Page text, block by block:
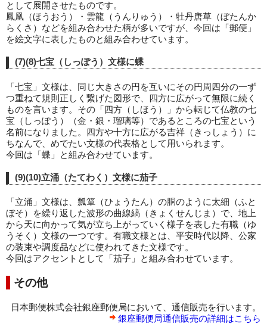
として展開させたものです。
鳳凰（ほうおう）・雲龍（うんりゅう）・牡丹唐草（ぼたんか
らくさ）などを組み合わせた柄が多いですが、今回は「郵便」
を絵文字に表したものと組み合わせています。
(7)(8)七宝（しっぽう）文様に蝶
「七宝」文様は、同じ大きさの円を互いにその円周四分の一ず
つ重ねて規則正しく繋げた図形で、四方に広がって無限に続く
ものを言います。その「四方（しほう）」から転じて仏教の七
宝（しっぽう）（金・銀・瑠璃等）であるところの七宝という
名前になりました。四方や十方に広がる吉祥（きっしょう）に
ちなんで、めでたい文様の代表格として用いられます。
今回は「蝶」と組み合わせています。
(9)(10)立涌（たてわく）文様に茄子
「立涌」文様は、瓢箪（ひょうたん）の胴のように太細（ふと
ぼそ）を繰り返した波形の曲線縞（きょくせんじま）で、地上
から天に向かって気が立ち上がっていく様子を表した有職（ゆ
うそく）文様の一つです。有職文様とは、平安時代以降、公家
の装束や調度品などに使われてきた文様です。
今回はアクセントとして「茄子」と組み合わせています。
その他
日本郵便株式会社銀座郵便局において、通信販売を行います。
銀座郵便局通信販売の詳細はこちら